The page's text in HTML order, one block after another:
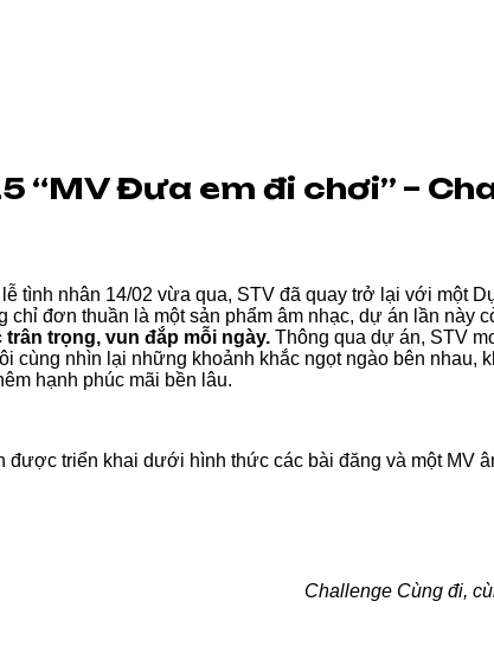
“MV Đưa em đi chơi” –
lễ tình nhân 14/02 vừa qua, STV đã quay trở lại với một
chỉ đơn thuần là một sản phẩm âm nhạc, dự án lần này
trọng, vun đắp mỗi ngày. Thông qua dự án, STV
cùng nhìn lại những khoảnh khắc ngọt ngào bên nhau,
hạnh phúc mãi bền lâu.
được triển khai dưới hình thức các bài đăng và một MV
Challenge Cùng đi,